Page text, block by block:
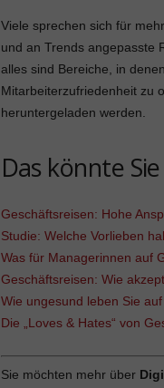
Viele sprechen sich für
und an Trends angepasste
alles sind Bereiche, in
Mitarbeiterzufriedenheit zu
heruntergeladen werden.
Das könnte
Geschäftsreisen: Hohe
Studie: Welche Vorlieben
Was für Managerinnen auf
Geschäftsreisen: Wie
Wie ungesund leben Sie
Die „Loves & Hates“ von
Sie möchten mehr über